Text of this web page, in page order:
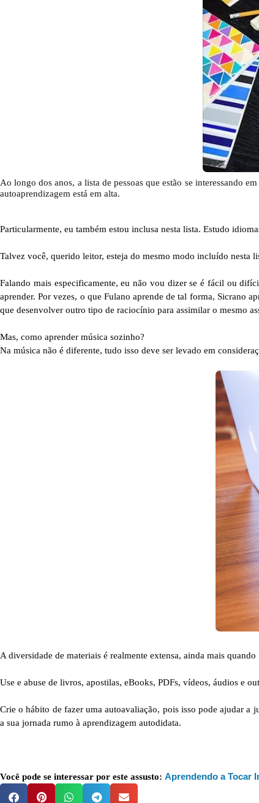
Ao longo dos anos, a lista de pessoas que estão se interessando
autoaprendizagem está em alta.
Particularmente, eu também estou inclusa nesta lista. Estudo
Talvez você, querido leitor, esteja do mesmo modo incluído nesta
Falando mais especificamente, eu não vou dizer se é fácil ou
aprender. Por vezes, o que Fulano aprende de tal forma, Sicrano
que desenvolver outro tipo de raciocínio para assimilar o mesmo
Mas, como aprender música sozinho?
Na música não é diferente, tudo isso deve ser levado em
A diversidade de materiais é realmente extensa, ainda mais
Use e abuse de livros, apostilas, eBooks, PDFs, vídeos, áudios e
Crie o hábito de fazer uma autoavaliação, pois isso pode ajudar a
a sua jornada rumo à aprendizagem autodidata.
Você pode se interessar por este assusto: Aprendendo a Tocar